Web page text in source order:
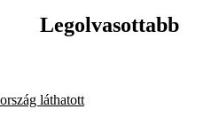
Legolvasottabb
ország láthatott